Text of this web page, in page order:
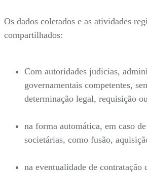
Os dados coletados e as atividades
compartilhados:
Com autoridades judicias,
governamentais competentes,
determinação legal, requisição
na forma automática, em caso
societárias, como fusão,
na eventualidade de contratação